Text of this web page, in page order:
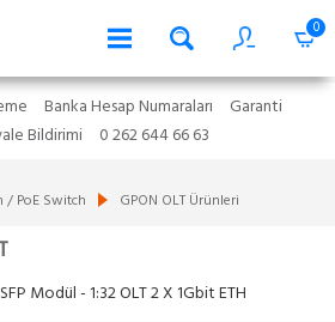
0
Banka Hesap Numaraları
Garanti
Bildirimi 0 262 644 66 63
PoE Switch GPON OLT Ürünleri
Modül - 1:32 OLT 2 X 1Gbit ETH